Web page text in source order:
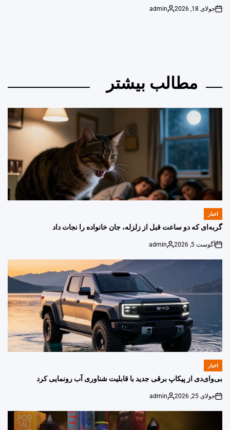
on
جولای 18, 2026
Posted
admin
مطالب بیشتر
POSTED
IN
اخبار
گربه‌ای که دو ساعت قبل از زلزله، جان خانواده را نجات داد
on
آگوست 5, 2026
Posted
admin
POSTED
اخبار
بی‌وای‌دی از پیکاپ برقی جدید با قابلیت شناوری آب رونمایی کرد
on
جولای 25, 2026
Posted
admin